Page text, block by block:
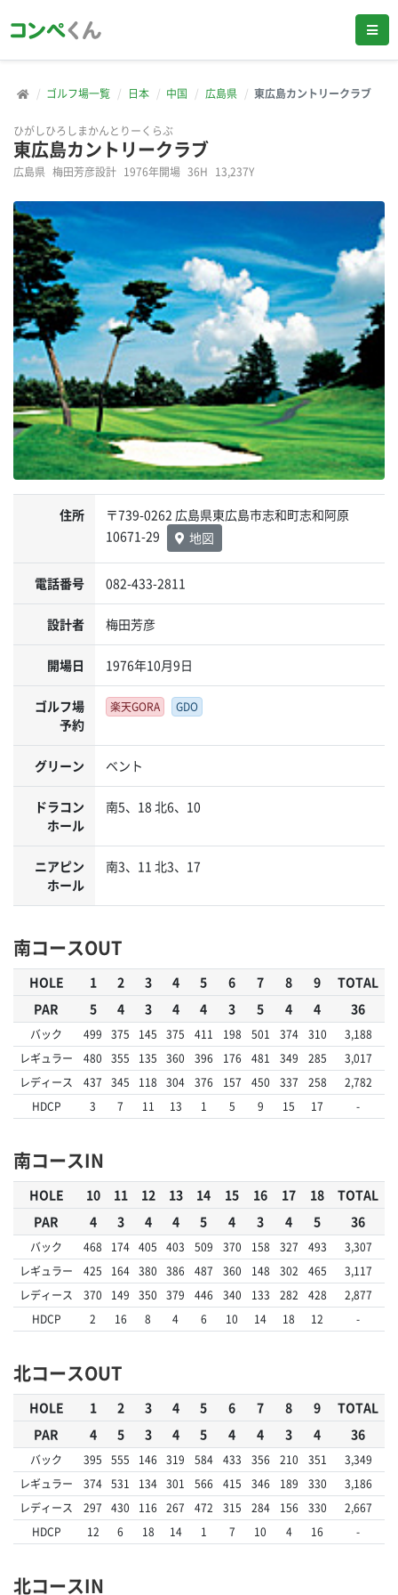
ゴルフ場一覧 日本 中国 広島県 東広島カントリークラブ
ひがしひろしまかんとりーくらぶ
東広島カントリークラブ
広島県 梅田芳彦設計 1976年開場 36H 13,237Y
住所
〒739-0262 広島県東広島市志和町志和阿原
10671-29
地図
電話番号 082-433-2811
設計者 梅田芳彦
開場日 1976年10月9日
ゴルフ場
予約
楽天GORA GDO
グリーン ベント
ドラコン
ホール
南5、18 北6、10
ニアピン
ホール
南3、11 北3、17
南コースOUT
HOLE 1 2 3 4 5 6 7 8 9
TOTAL
PAR
5 4 3 4 4 3 5 4 4 36
バック 499 375 145 375 411 198 501 374 310
3,188
レギュラー
480 355 135 360 396 176 481 349 285
3,017
レディース
437 345 118 304 376 157 450 337 258
2,782
HDCP
3 7 11 13 1 5 9 15 17 -
南コースIN
HOLE 10 11 12 13 14 15 16 17 18
TOTAL
PAR
4 3 4 4 5 4 3 4 5 36
バック 468 174 405 403 509 370 158 327 493
3,307
レギュラー
425 164 380 386 487 360 148 302 465
3,117
レディース
370 149 350 379 446 340 133 282 428
2,877
HDCP
2 16 8 4 6 10 14 18 12 -
北コースOUT
HOLE 1 2 3 4 5 6 7 8 9
TOTAL
PAR
4 5 3 4 5 4 4 3 4 36
バック 395 555 146 319 584 433 356 210 351
3,349
レギュラー
374 531 134 301 566 415 346 189 330
3,186
レディース
297 430 116 267 472 315 284 156 330
2,667
HDCP
12 6 18 14 1 7 10 4 16 -
北コースIN